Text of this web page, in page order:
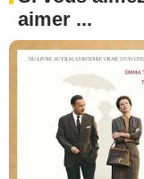
aimer ...